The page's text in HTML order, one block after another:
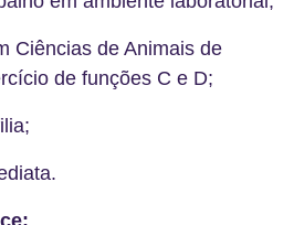
Ciências de Animais de
de funções C e D;